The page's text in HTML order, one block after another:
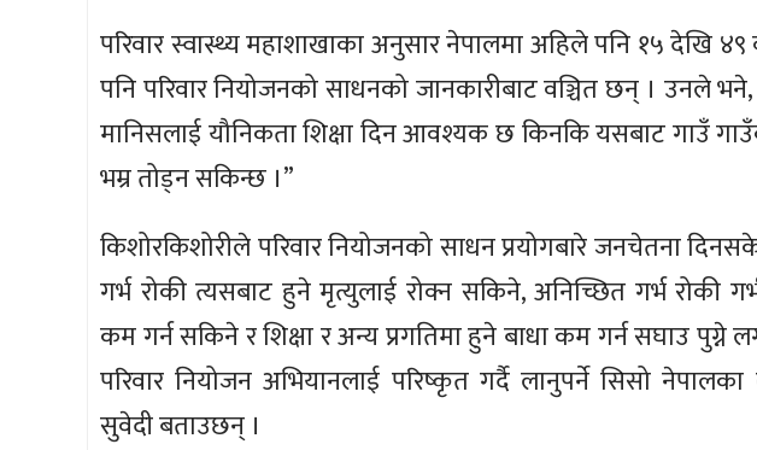
परिवार स्वास्थ्य महाशाखाका अनुसार नेपालमा अहिले पनि १५ देखि
पनि परिवार नियोजनको साधनको जानकारीबाट वञ्चित छन् । उनले
मानिसलाई यौनिकता शिक्षा दिन आवश्यक छ किनकि यसबाट गाउँ
भम्र तोड्न सकिन्छ ।”
किशोरकिशोरीले परिवार नियोजनको साधन प्रयोगबारे जनचेतना
गर्भ रोकी त्यसबाट हुने मृत्युलाई रोक्न सकिने, अनिच्छित गर्भ रोकी
कम गर्न सकिने र शिक्षा र अन्य प्रगतिमा हुने बाधा कम गर्न सघाउ
परिवार नियोजन अभियानलाई परिष्कृत गर्दै लानुपर्ने सिसो
सुवेदी बताउछन् ।